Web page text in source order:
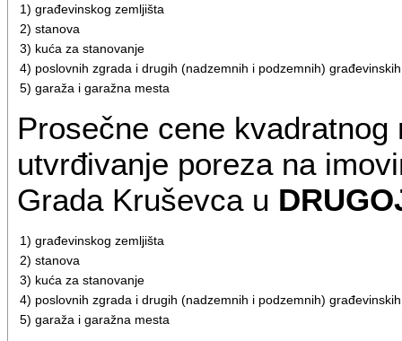
1) građevinskog zemljišta
2) stanova
3) kuća za stanovanje
4) poslovnih zgrada i drugih (nadzemnih i podzemnih)
5) garaža i garažna mesta
Prosečne cene
utvrđivanje poreza na
Grada Kruševca u
1) građevinskog zemljišta
2) stanova
3) kuća za stanovanje
4) poslovnih zgrada i drugih (nadzemnih i podzemnih)
5) garaža i garažna mesta